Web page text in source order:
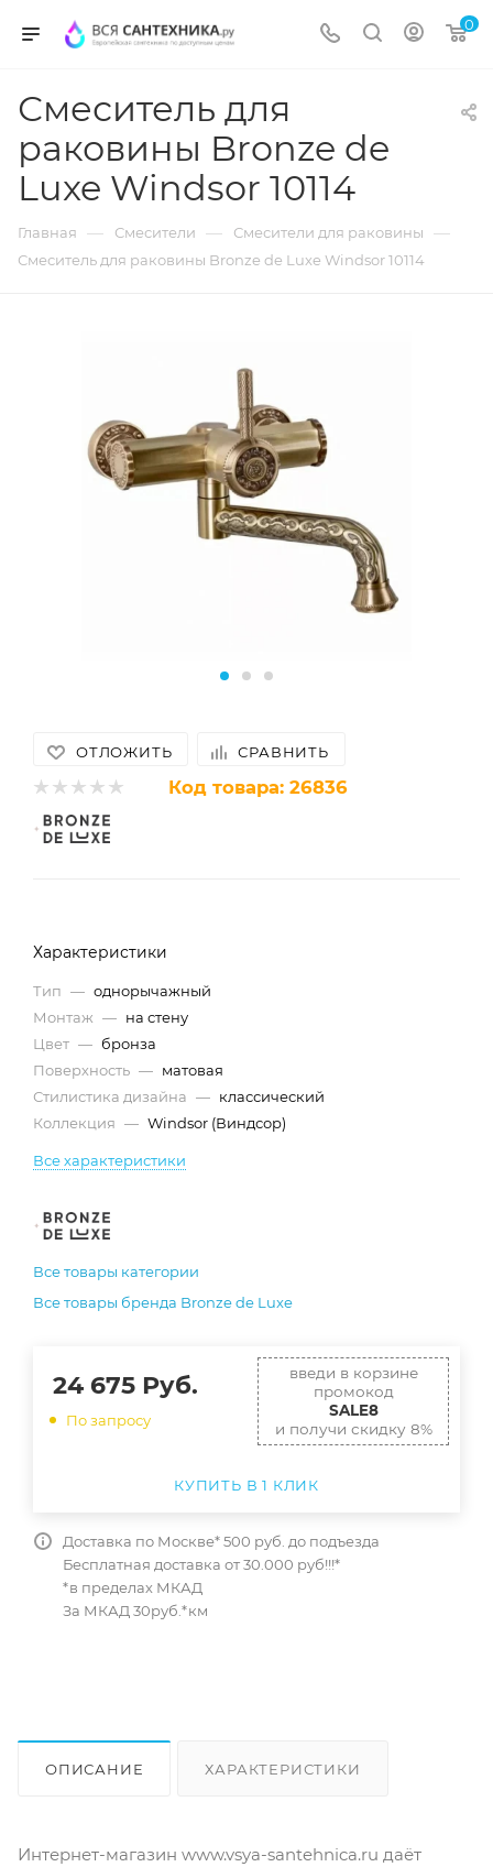
0
Смеситель для
раковины Bronze de
Luxe Windsor 10114
Главная — Смесители — Смесители для раковины —
Смеситель для раковины Bronze de Luxe Windsor 10114
ОТЛОЖИТЬ СРАВНИТЬ
Код товара: 26836
Характеристики
Тип — однорычажный
Монтаж — на стену
Цвет — бронза
Поверхность — матовая
Стилистика дизайна — классический
Коллекция — Windsor (Виндсор)
Все характеристики
Все товары категории
Все товары бренда Bronze de Luxe
24 675 Руб.
По запросу
введи в корзине
промокод
SALE8
и получи скидку 8%
КУПИТЬ В 1 КЛИК
Доставка по Москве* 500 руб. до подъезда
Бесплатная доставка от 30.000 руб!!!*
*в пределах МКАД
За МКАД 30руб.*км
ОПИСАНИЕ ХАРАКТЕРИСТИКИ
Интернет-магазин www.vsya-santehnica.ru даёт